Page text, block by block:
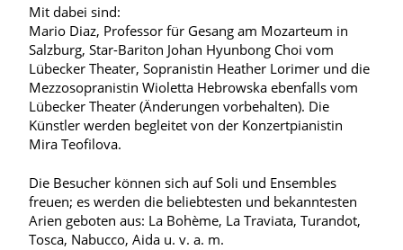
Mit dabei sind:
Mario Diaz, Professor für Gesang am Mozarteum in
Salzburg, Star-Bariton Johan Hyunbong Choi vom
Lübecker Theater, Sopranistin Heather Lorimer und die
Mezzosopranistin Wioletta Hebrowska ebenfalls vom
Lübecker Theater (Änderungen vorbehalten). Die
Künstler werden begleitet von der Konzertpianistin
Mira Teofilova.
Die Besucher können sich auf Soli und Ensembles
freuen; es werden die beliebtesten und bekanntesten
Arien geboten aus: La Bohème, La Traviata, Turandot,
Tosca, Nabucco, Aida u. v. a. m.